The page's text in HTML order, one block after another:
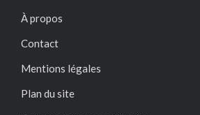
À propos
Contact
Mentions légales
Plan du site